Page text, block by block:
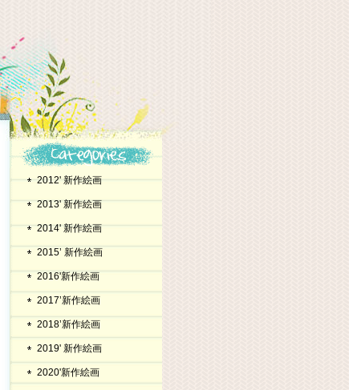
2012' 新作絵画
2013' 新作絵画
2014' 新作絵画
2015’ 新作絵画
2016'新作絵画
2017’新作絵画
2018’新作絵画
2019' 新作絵画
2020'新作絵画